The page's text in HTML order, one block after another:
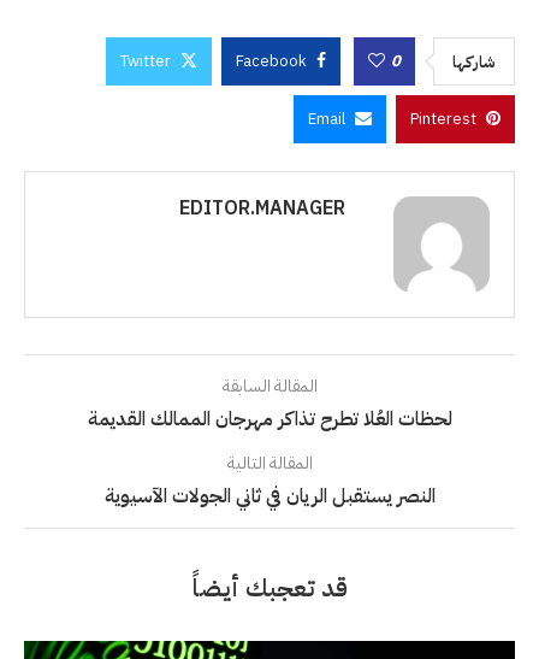
شاركها 0
Facebook
Twitter
Pinterest
Email
EDITOR.MANAGER
المقالة السابقة
لحظات العُلا تطرح تذاكر مهرجان الممالك القديمة
المقالة التالية
النصر يستقبل الريان في ثاني الجولات الآسيوية
قد تعجبك أيضاً